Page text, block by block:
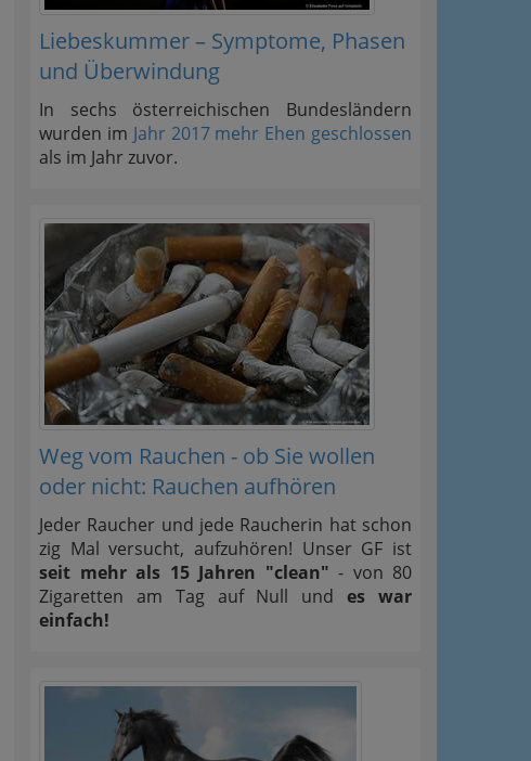
Liebeskummer – Symptome, Phasen
und Überwindung
In sechs österreichischen Bundesländern
wurden im Jahr 2017 mehr Ehen geschlossen
als im Jahr zuvor.
Weg vom Rauchen - ob Sie wollen
oder nicht: Rauchen aufhören
Jeder Raucher und jede Raucherin hat schon
zig Mal versucht, aufzuhören! Unser GF ist
seit mehr als 15 Jahren "clean" - von 80
Zigaretten am Tag auf Null undes war
einfach!